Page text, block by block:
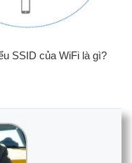
SSID của WiFi là gì?